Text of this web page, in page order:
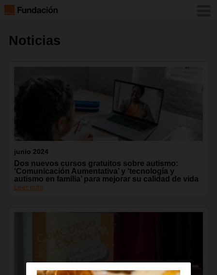
Noticias
junio 2024
Dos nuevos cursos gratuitos sobre autismo:
‘Comunicación Aumentativa’ y ‘tecnología y
autismo en familia’ para mejorar su calidad de vida
Leer más